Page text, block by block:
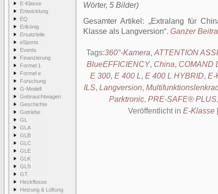
E-Klasse
Entwicklung
EQ
Erlkönig
Ersatzteile
eSports
Events
Finanzierung
Formel 1
Formel e
Forschung
G-Modell
Gebrauchtwagen
Geschichte
Getriebe
GL
GLA
GLB
GLC
GLE
GLK
GLS
GT
Heckflosse
Heizung & Lüftung
Wörter, 5 Bilder)
Gesamter Artikel:
Extralang für
Klasse als Langversion . Ganzer
Tags:360°-Kamera, ATTENTION
BlueEFFICIENCY, China, COMAND
E 300, E 400 L, E 400 L HYBRID, E-
ILS, Langversion,
Parktronic, PRE-SAFE® PLUS
Veröffentlicht in E-Klasse